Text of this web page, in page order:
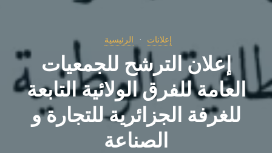
إعلانات الرئيسية
إعلان الترشح للجمعيات
العامة للفرق الولائية التابعة
للغرفة الجزائرية للتجارة و
الصناعة